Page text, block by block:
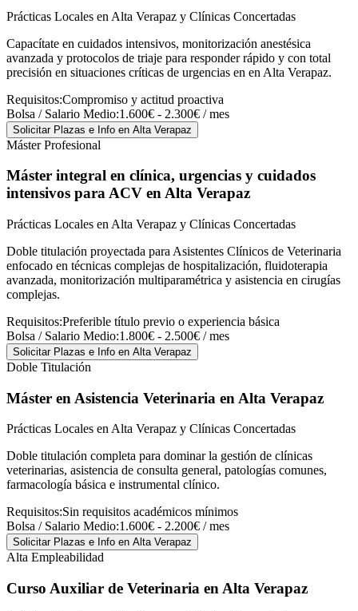
Prácticas Locales en Alta Verapaz y Clínicas Concertadas
Capacítate en cuidados intensivos, monitorización anestésica
avanzada y protocolos de triaje para responder rápido y con total
precisión en situaciones críticas de urgencias en en Alta Verapaz.
Requisitos:Compromiso y actitud proactiva
Bolsa / Salario Medio:1.600€ - 2.300€ / mes
Solicitar Plazas e Info en Alta Verapaz
Máster Profesional
Máster integral en clínica, urgencias y cuidados
intensivos para ACV en Alta Verapaz
Prácticas Locales en Alta Verapaz y Clínicas Concertadas
Doble titulación proyectada para Asistentes Clínicos de Veterinaria
enfocado en técnicas complejas de hospitalización, fluidoterapia
avanzada, monitorización multiparamétrica y asistencia en cirugías
complejas.
Requisitos:Preferible título previo o experiencia básica
Bolsa / Salario Medio:1.800€ - 2.500€ / mes
Solicitar Plazas e Info en Alta Verapaz
Doble Titulación
Máster en Asistencia Veterinaria en Alta Verapaz
Prácticas Locales en Alta Verapaz y Clínicas Concertadas
Doble titulación completa para dominar la gestión de clínicas
veterinarias, asistencia de consulta general, patologías comunes,
farmacología básica e instrumental clínico.
Requisitos:Sin requisitos académicos mínimos
Bolsa / Salario Medio:1.600€ - 2.200€ / mes
Solicitar Plazas e Info en Alta Verapaz
Alta Empleabilidad
Curso Auxiliar de Veterinaria en Alta Verapaz